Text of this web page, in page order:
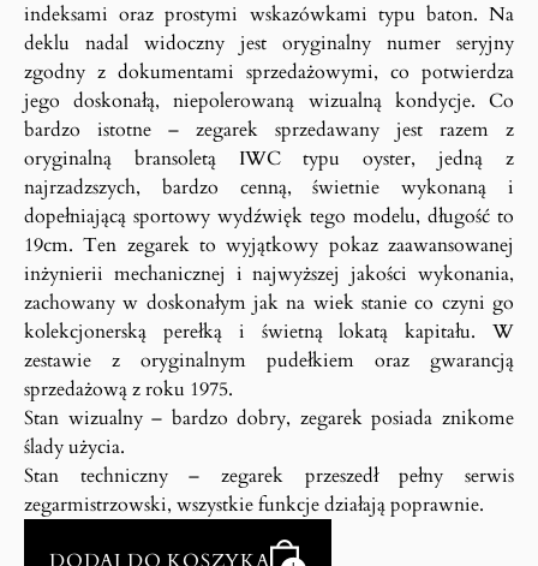
indeksami oraz prostymi wskazówkami typu baton. Na
deklu nadal widoczny jest oryginalny numer seryjny
zgodny z dokumentami sprzedażowymi, co potwierdza
jego doskonałą, niepolerowaną wizualną kondycje. Co
bardzo istotne – zegarek sprzedawany jest razem z
oryginalną bransoletą IWC typu oyster, jedną z
najrzadzszych, bardzo cenną, świetnie wykonaną i
dopełniającą sportowy wydźwięk tego modelu, długość to
19cm. Ten zegarek to wyjątkowy pokaz zaawansowanej
inżynierii mechanicznej i najwyższej jakości wykonania,
zachowany w doskonałym jak na wiek stanie co czyni go
kolekcjonerską perełką i świetną lokatą kapitału. W
zestawie z oryginalnym pudełkiem oraz gwarancją
sprzedażową z roku 1975.
Stan wizualny – bardzo dobry, zegarek posiada znikome
ślady użycia.
Stan techniczny – zegarek przeszedł pełny serwis
zegarmistrzowski, wszystkie funkcje działają poprawnie.